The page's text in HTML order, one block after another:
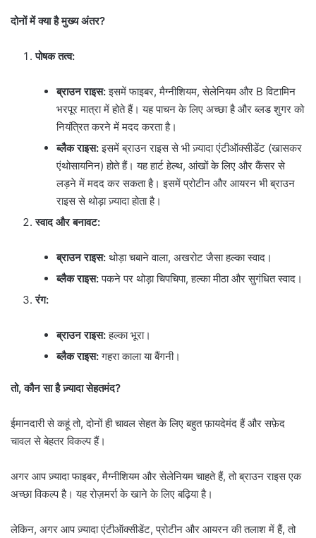
दोनों में क्या है मुख्य अंतर?
पोषक तत्व:
ब्राउन राइस:इसमें फाइबर, मैग्नीशियम, सेलेनियम और B विटामिन
भरपूर मात्रा में होते हैं। यह पाचन के लिए अच्छा है और ब्लड शुगर को
नियंत्रित करने में मदद करता है।
ब्लैक राइस:इसमें ब्राउन राइस से भी ज़्यादा एंटीऑक्सीडेंट (खासकर
एंथोसायनिन) होते हैं। यह हार्ट हेल्थ, आंखों के लिए और कैंसर से
लड़ने में मदद कर सकता है। इसमें प्रोटीन और आयरन भी ब्राउन
राइस से थोड़ा ज़्यादा होता है।
स्वाद और बनावट:
ब्राउन राइस: थोड़ा चबाने वाला, अखरोट जैसा हल्का स्वाद।
ब्लैक राइस:पकने पर थोड़ा चिपचिपा, हल्का मीठा और सुगंधित स्वाद।
रंग:
ब्राउन राइस:हल्का भूरा।
ब्लैक राइस:गहरा काला या बैंगनी।
तो, कौन सा है ज़्यादा सेहतमंद?
ईमानदारी से कहूं तो, दोनों ही चावल सेहत के लिए बहुत फ़ायदेमंद हैं और सफ़ेद
चावल से बेहतर विकल्प हैं।
अगर आप ज़्यादा फाइबर, मैग्नीशियम और सेलेनियम चाहते हैं, तो ब्राउन राइस एक
अच्छा विकल्प है। यह रोज़मर्रा के खाने के लिए बढ़िया है।
लेकिन, अगर आप ज़्यादा एंटीऑक्सीडेंट, प्रोटीन और आयरन की तलाश में हैं, तो